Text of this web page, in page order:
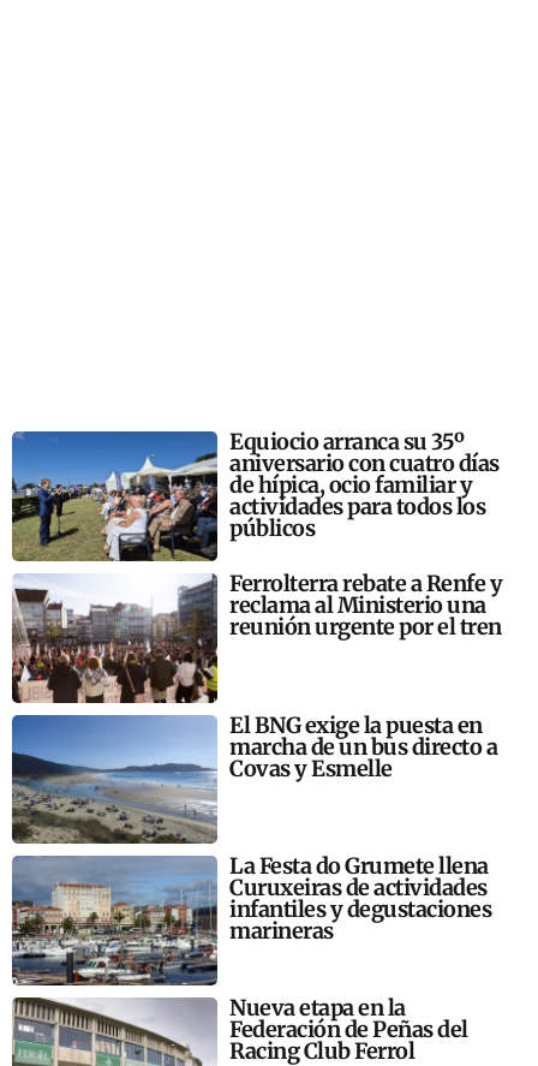
Equiocio arranca su 35º
aniversario con cuatro días
de hípica, ocio familiar y
actividades para todos los
públicos
Ferrolterra rebate a Renfe y
reclama al Ministerio una
reunión urgente por el tren
El BNG exige la puesta en
marcha de un bus directo a
Covas y Esmelle
La Festa do Grumete llena
Curuxeiras de actividades
infantiles y degustaciones
marineras
Nueva etapa en la
Federación de Peñas del
Racing Club Ferrol